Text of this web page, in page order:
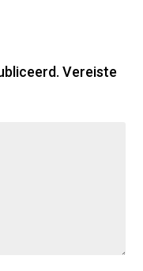
Vereiste